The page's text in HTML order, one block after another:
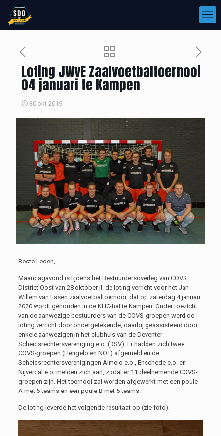
Loting JWvE Zaalvoetbaltoernooi
04 januari te Kampen
30 okt 2019
Beste Leden,
Maandagavond is tijdens het Bestuurdersoverleg van COVS
District Oost van 28 oktober jl. de loting verricht voor het Jan
Willem van Essen zaalvoetbaltoernooi, dat op zaterdag 4 januari
2020 wordt gehouden in de KHC-hal te Kampen. Onder toezicht
van de aanwezige bestuurders van de COVS-groepen werd de
loting verricht door ondergetekende, daarbij geassisteerd door
enkele aanwezigen in het clubhuis van de Deventer
Scheidsrechtersvereniging e.o. (DSV). Er hadden zich twee
COVS-groepen (Hengelo en NOT) afgemeld en de
Scheidsrechtersverenigingen Almelo e.o., Enschede e.o. en
Nijverdal e.o. melden zich aan, zodat er 11 deelnemende COVS-
groepen zijn. Het toernooi zal worden afgewerkt met een poule
A met 6 teams en een poule B met 5 teams.
De loting leverde het volgende resultaat op (zie foto).